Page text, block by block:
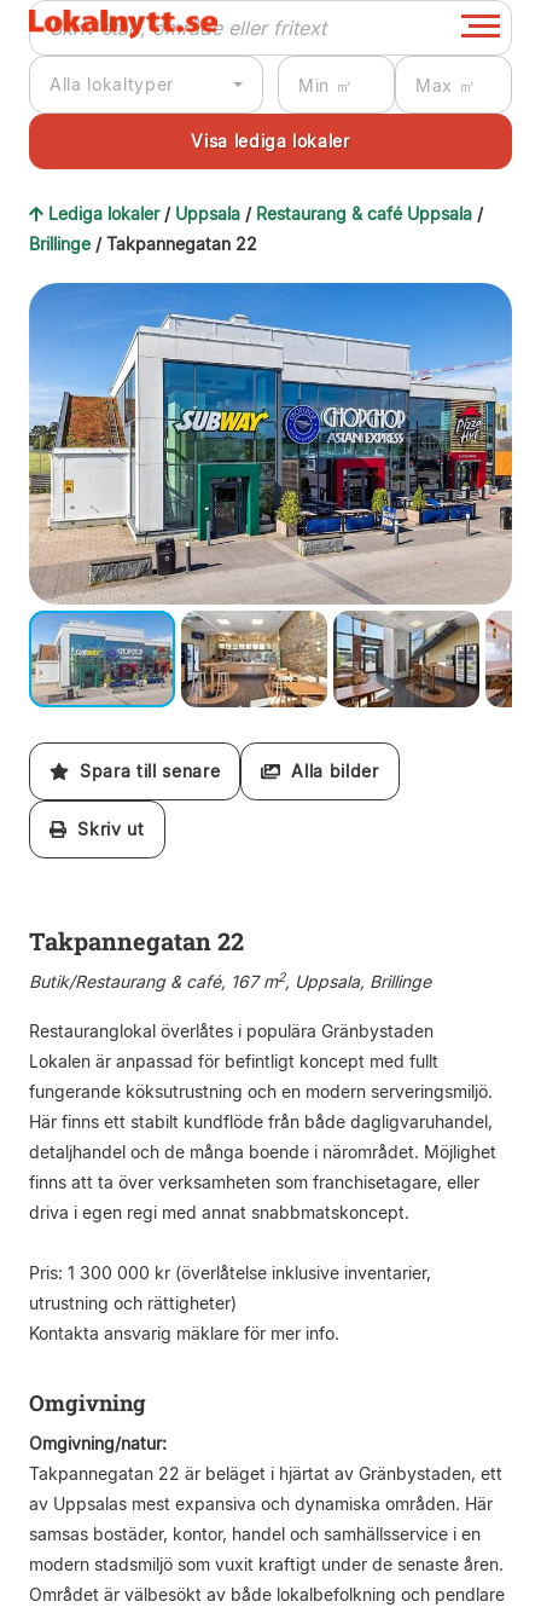
Alla lokaltyper
Lediga lokaler / Uppsala / Restaurang & café Uppsala /
Brillinge / Takpannegatan 22
Spara till senare Alla bilder
Skriv ut
Takpannegatan 22
Butik/Restaurang & café, 167 m2, Uppsala, Brillinge
Restauranglokal överlåtes i populära Gränbystaden
Lokalen är anpassad för befintligt koncept med fullt
fungerande köksutrustning och en modern serveringsmiljö.
Här finns ett stabilt kundflöde från både dagligvaruhandel,
detaljhandel och de många boende i närområdet. Möjlighet
finns att ta över verksamheten som franchisetagare, eller
driva i egen regi med annat snabbmatskoncept.
Pris: 1 300 000 kr (överlåtelse inklusive inventarier,
utrustning och rättigheter)
Kontakta ansvarig mäklare för mer info.
Omgivning
Omgivning/natur:
Takpannegatan 22 är beläget i hjärtat av Gränbystaden, ett
av Uppsalas mest expansiva och dynamiska områden. Här
samsas bostäder, kontor, handel och samhällsservice i en
modern stadsmiljö som vuxit kraftigt under de senaste åren.
Området är välbesökt av både lokalbefolkning och pendlare